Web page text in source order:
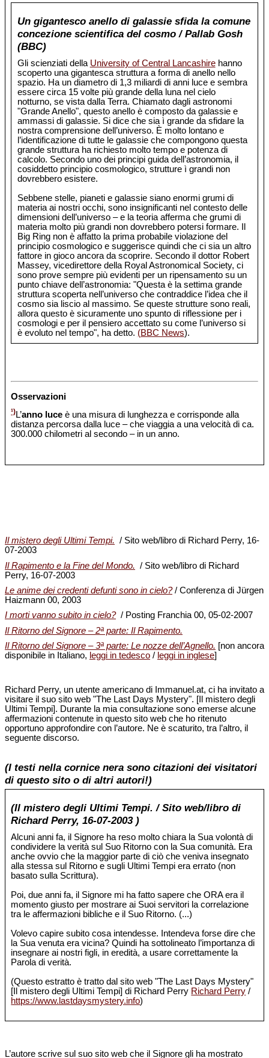
Un gigantesco anello di galassie sfida la comune
concezione scientifica del cosmo / Pallab Gosh
(BBC)
Gli scienziati della University of Central Lancashirehanno
scoperto una gigantesca struttura a forma di anello nello
spazio. Ha un diametro di 1,3 miliardi di anni luce e sembra
essere circa 15 volte più grande della luna nel cielo
notturno, se vista dalla Terra. Chiamato dagli astronomi
"Grande Anello", questo anello è composto da galassie e
ammassi di galassie. Si dice che sia ì grande da sfidare la
nostra comprensione dell’universo. È molto lontano e
l’identificazione di tutte le galassie che compongono questa
grande struttura ha richiesto molto tempo e potenza di
calcolo. Secondo uno dei principi guida dell’astronomia, il
cosiddetto principio cosmologico, strutture ì grandi non
dovrebbero esistere.
Sebbene stelle, pianeti e galassie siano enormi grumi di
materia ai nostri occhi, sono insignificanti nel contesto delle
dimensioni dell’universo – e la teoria afferma che grumi di
materia molto più grandi non dovrebbero potersi formare. Il
Big Ring non è affatto la prima probabile violazione del
principio cosmologico e suggerisce quindi che ci sia un altro
fattore in gioco ancora da scoprire. Secondo il dottor Robert
Massey, vicedirettore della Royal Astronomical Society, ci
sono prove sempre più evidenti per un ripensamento su un
punto chiave dell’astronomia: "Questa è la settima grande
struttura scoperta nell’universo che contraddice l’idea che il
cosmo sia liscio al massimo. Se queste strutture sono reali,
allora questo è sicuramente uno spunto di riflessione per i
cosmologi e per il pensiero accettato su come l’universo si
è evoluto nel tempo", ha detto. (BBC News).
Osservazioni
¹)L’anno luce è una misura di lunghezza e corrisponde alla
distanza percorsa dalla luce – che viaggia a una velocità di ca.
300.000 chilometri al secondo – in un anno.
Il mistero degli Ultimi Tempi. / Sito web/libro di Richard Perry, 16-
07-2003
Il Rapimento e la Fine del Mondo. / Sito web/libro di Richard
Perry, 16-07-2003
Le anime dei credenti defunti sono in cielo?/ Conferenza di Jürgen
Haizmann 00, 2003
I morti vanno subito in cielo?/ Posting Franchia 00, 05-02-2007
Il Ritorno del Signore – 2ª parte: Il Rapimento.
Il Ritorno del Signore – 3ª parte: Le nozze dell’Agnello. [non ancora
disponibile in Italiano, leggi in tedesco / leggi in inglese]
Richard Perry, un utente americano di Immanuel.at, ci ha invitato a
visitare il suo sito web "The Last Days Mystery". [Il mistero degli
Ultimi Tempi]. Durante la mia consultazione sono emerse alcune
affermazioni contenute in questo sito web che ho ritenuto
opportuno approfondire con l’autore. Ne è scaturito, tra l’altro, il
seguente discorso.
(I testi nella cornice nera sono citazioni dei visitatori
di questo sito o di altri autori!)
(Il mistero degli Ultimi Tempi. / Sito web/libro di
Richard Perry, 16-07-2003 )
Alcuni anni fa, il Signore ha reso molto chiara la Sua volontà di
condividere la verità sul Suo Ritorno con la Sua comunità. Era
anche ovvio che la maggior parte di ciò che veniva insegnato
alla stessa sul Ritorno e sugli Ultimi Tempi era errato (non
basato sulla Scrittura).
Poi, due anni fa, il Signore mi ha fatto sapere che ORA era il
momento giusto per mostrare ai Suoi servitori la correlazione
tra le affermazioni bibliche e il Suo Ritorno. (...)
Volevo capire subito cosa intendesse. Intendeva forse dire che
la Sua venuta era vicina? Quindi ha sottolineato l’importanza di
insegnare ai nostri figli, in eredità, a usare correttamente la
Parola di verità.
(Questo estratto è tratto dal sito web "The Last Days Mystery"
[Il mistero degli Ultimi Tempi] di Richard Perry Richard Perry /
https://www.lastdaysmystery.info)
L’autore scrive sul suo sito web che il Signore gli ha mostrato